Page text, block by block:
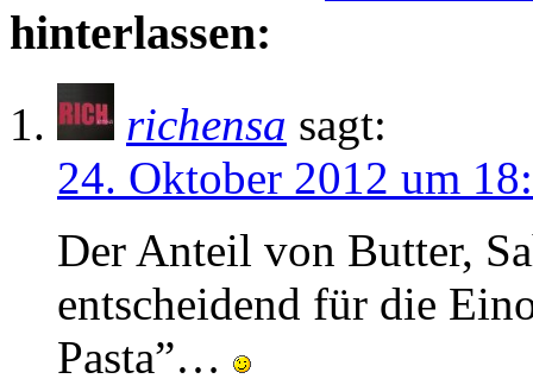
hinterlassen:
richensa sagt:
24. Oktober 2012 um
Der Anteil von Butter,
entscheidend für die
Pasta”…